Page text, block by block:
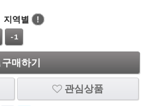
지역별
!
-1
구매하기
관심상품